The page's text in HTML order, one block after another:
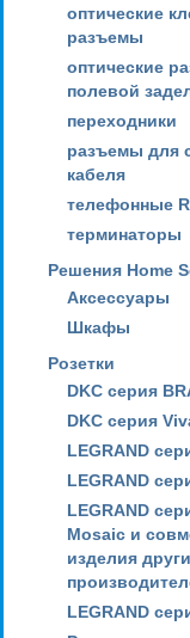
оптические
разъемы
оптические
полевой
переходники
разъемы для
кабеля
телефонные
терминаторы
Решения Home
Аксессуары
Шкафы
Розетки
DKC серия
DKC серия
LEGRAND
LEGRAND
LEGRAND
Mosaic и
изделия
LEGRAND